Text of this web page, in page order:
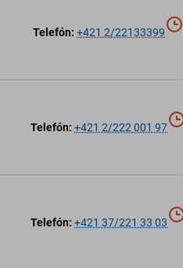
Telefón: +421 2/22133399
Telefón: +421 2/222 001 97
Telefón: +421 37/221 33 03